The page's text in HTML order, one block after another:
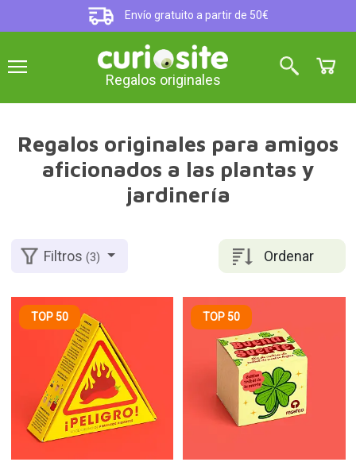
Envío gratuito a partir de 50€
Regalos originales
Regalos originales para amigos
aficionados a las plantas y
jardinería
Ordenar
Filtros(3)
TOP 50 TOP 50